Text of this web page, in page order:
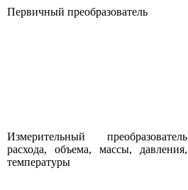
Первичный преобразователь
Измерительный преобразователь
расхода, объема, массы, давления,
температуры